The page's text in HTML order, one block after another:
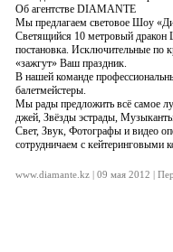
Об агентстве DIAMANTE
Мы предлагаем световое Шоу
Светящийся 10 метровый дракон
постановка. Исключительные по
«зажгут» Ваш праздник.
В нашей команде
балетмейстеры.
Мы рады предложить всё самое
джей, Звёзды эстрады,
Свет, Звук, Фотографы и видео
сотрудничаем с кейтеринговыми
www.diamante.kz | 09 мая 2012 |